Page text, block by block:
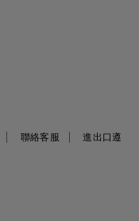
聯絡客服
進出口遵